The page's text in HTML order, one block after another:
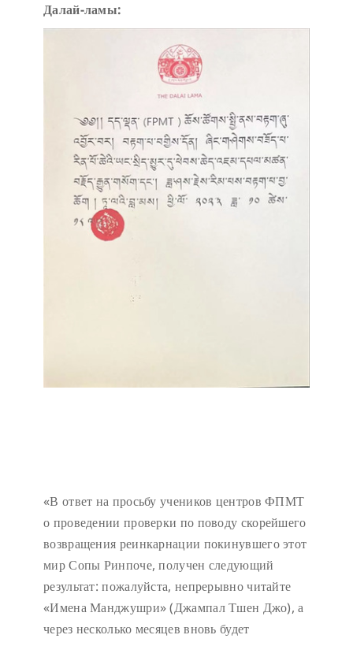
Далай-ламы:
«В ответ на просьбу учеников центров ФПМТ
о проведении проверки по поводу скорейшего
возвращения реинкарнации покинувшего этот
мир Сопы Ринпоче, получен следующий
результат: пожалуйста, непрерывно читайте
«Имена Манджушри» (Джампал Тшен Джо), а
через несколько месяцев вновь будет